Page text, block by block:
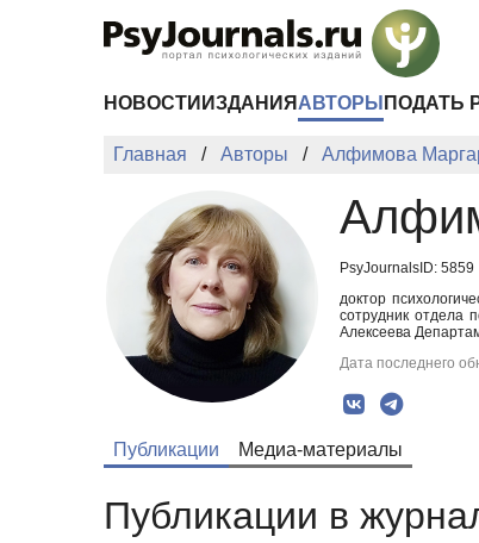
НОВОСТИ ИЗДАНИЯ АВТОРЫ ПОДАТЬ
Главная Авторы Алфимова
PsyJournalsID: 5859
доктор
сотрудник отдела
Алексеева
Дата последнего
Публикации Медиа-материалы
Публикации в